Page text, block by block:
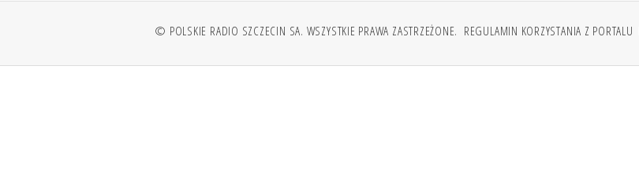
© POLSKIE RADIO SZCZECIN SA. WSZYSTKIE PRAWA ZASTRZEŻONE. REGULAMIN KORZYSTANIA Z PORTALU